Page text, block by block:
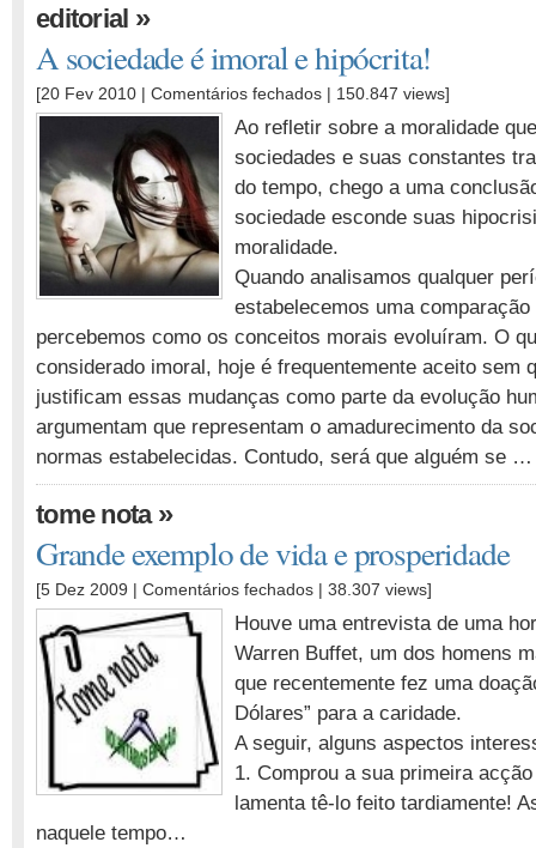
editorial »
A sociedade é imoral e hipócrita!
[20 Fev 2010 | Comentários fechados em
sociedade
é
imoral
| 150.847 views]
Ao refletir sobre a moralidade
sociedades e suas constantes
do tempo, chego a uma
sociedade esconde suas
moralidade.
Quando analisamos qualquer
estabelecemos uma
percebemos como os conceitos morais evoluíram. O
considerado imoral, hoje é frequentemente aceito sem
justificam essas mudanças como parte da evolução
argumentam que representam o amadurecimento da
normas estabelecidas. Contudo, será que alguém se …
tome nota»
Grande exemplo de vida e prosperidade
[5 Dez 2009 | Comentários fechados em
exemplo
de
vida
prosperidade
| 38.307 views]
Houve uma entrevista de uma
Warren Buffet, um dos homens
que recentemente fez uma
Dólares” para a caridade.
A seguir, alguns aspectos
1. Comprou a sua primeira
lamenta tê-lo feito tardiamente!
naquele tempo…